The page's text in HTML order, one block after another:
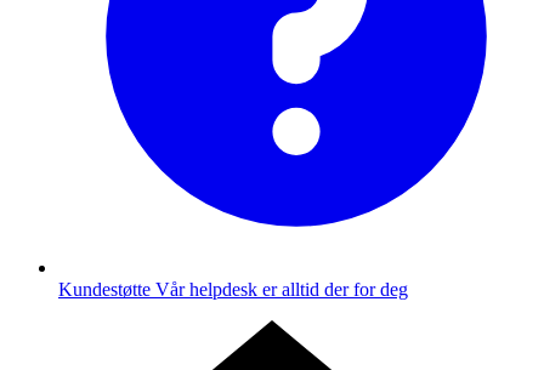
Kundestøtte Vår helpdesk er alltid der for deg